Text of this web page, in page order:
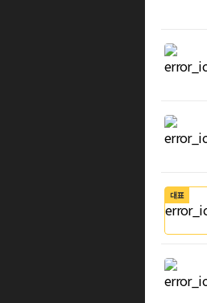
대표